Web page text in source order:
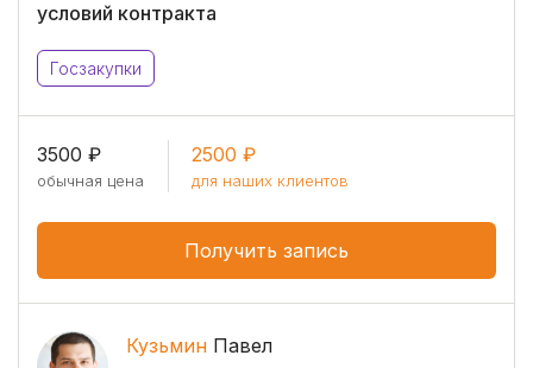
условий контракта
Госзакупки
3500 ₽
обычная цена
2500 ₽
для наших клиентов
Получить запись
Кузьмин Павел